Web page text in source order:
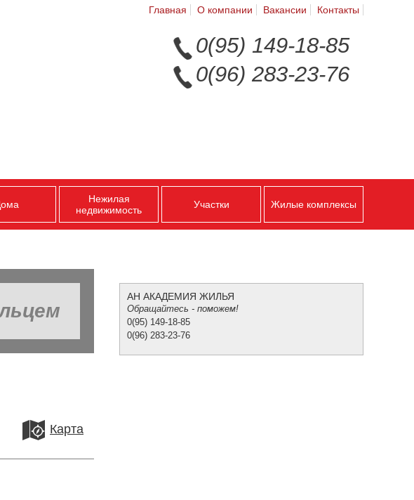
Главная О компании Вакансии Контакты
0(95) 149-18-85
0(96) 283-23-76
Нежилая
недвижимость
Участки Жилые комплексы
Карта
АН АКАДЕМИЯ ЖИЛЬЯ
Обращайтесь - поможем!
0(95) 149-18-85
0(96) 283-23-76